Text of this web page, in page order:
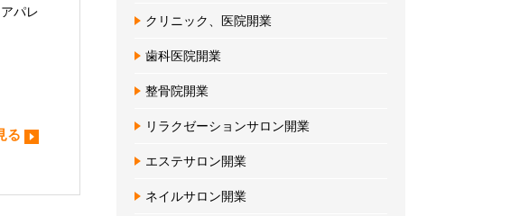
パレ
る
クリニック、医院開業
歯科医院開業
整骨院開業
リラクゼーションサロン開業
エステサロン開業
ネイルサロン開業